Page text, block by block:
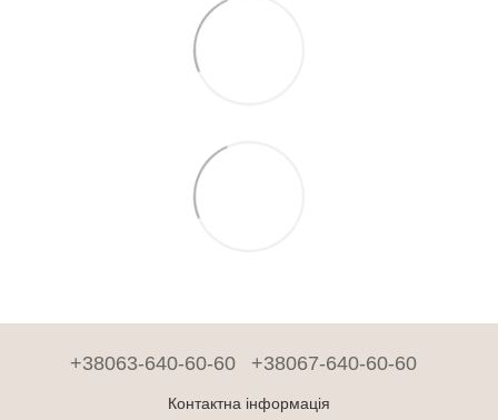
+38063-640-60-60 +38067-640-60-60
Контактна інформація